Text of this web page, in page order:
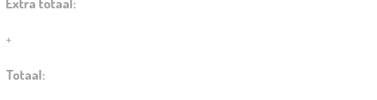
+
Totaal: